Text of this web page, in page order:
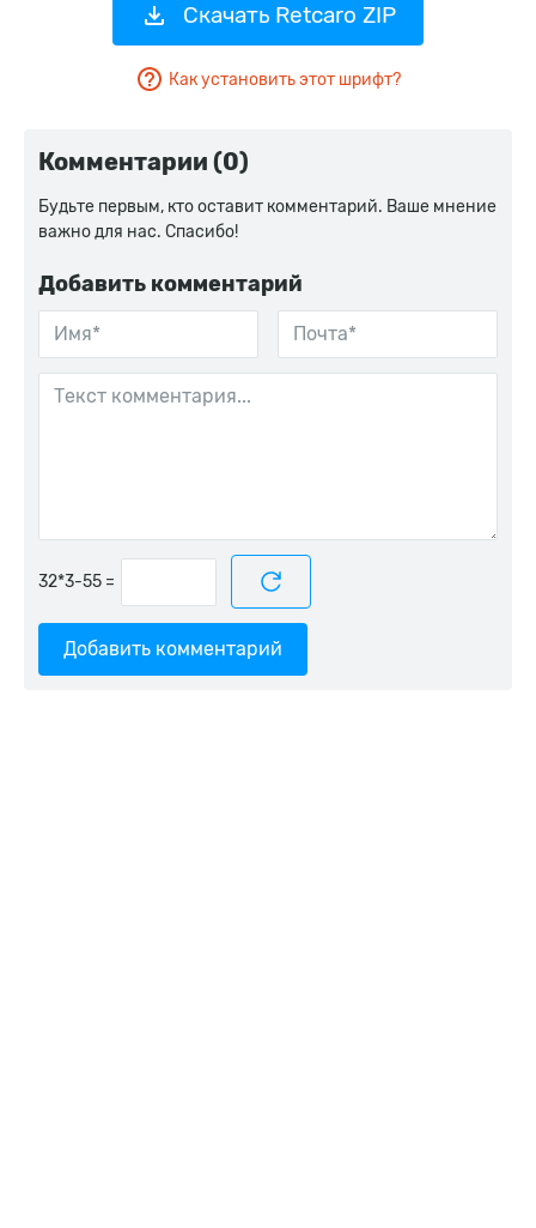
Скачать Retcaro ZIP
Как установить этот шрифт?
Комментарии (0)
Будьте первым, кто оставит комментарий. Ваше мнение
важно для нас. Спасибо!
Добавить комментарий
=
Добавить комментарий